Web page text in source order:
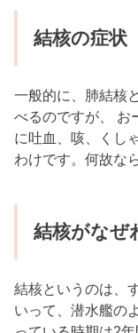
結核の症状
一般的に、肺結核
べるのですが、 お
に吐血、咳、くし
わけです。何故な
結核がなぜ
結核というのは、
いって、潜水艦の